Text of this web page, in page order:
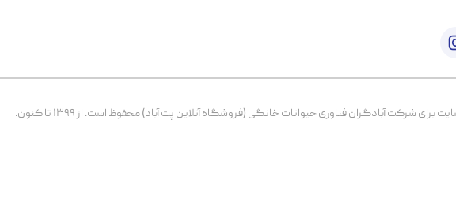
شرکت آبادگران فناوری حیوانات خانگی (فروشگاه آنلاین پت آباد) محفوظ است. از ۱۳۹۹ تا کنون.